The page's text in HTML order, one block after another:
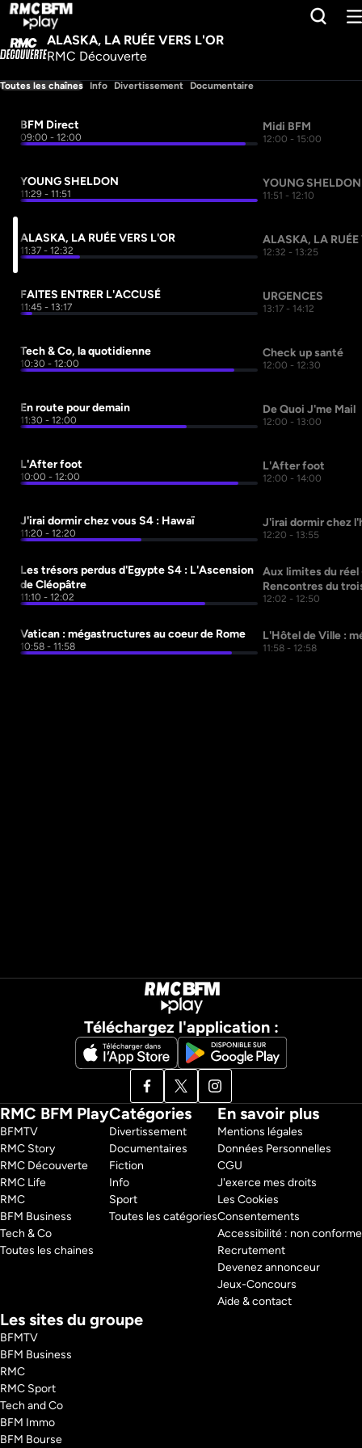
ALASKA, LA RUÉE VERS L'OR
RMC Découverte
Toutes les chaînes Info Divertissement Documentaire
BFM Direct
09:00 - 12:00
Midi BFM
12:00 - 15:00
YOUNG SHELDON
11:29 - 11:51
YOUNG SHELDON
11:51 - 12:10
ALASKA, LA RUÉE VERS L'OR
11:37 - 12:32
ALASKA, LA RUÉE
12:32 - 13:25
FAITES ENTRER L'ACCUSÉ
11:45 - 13:17
URGENCES
13:17 - 14:12
Tech & Co, la quotidienne
10:30 - 12:00
Check up santé
12:00 - 12:30
En route pour demain
11:30 - 12:00
De Quoi J'me Mail
12:00 - 13:00
L'After foot
10:00 - 12:00
L'After foot
12:00 - 14:00
J'irai dormir chez vous S4 : Hawaï
11:20 - 12:20
J'irai dormir chez
12:20 - 13:55
Les trésors perdus d'Egypte S4 : L'Ascension
de Cléopâtre
11:10 - 12:02
Aux limites du réel
Rencontres du
12:02 - 12:50
Vatican : mégastructures au coeur de Rome
10:58 - 11:58
L'Hôtel de Ville :
11:58 - 12:58
Téléchargez l'application :
RMC BFM Play
BFMTV
RMC Story
RMC Découverte
RMC Life
RMC
BFM Business
Tech & Co
Toutes les chaines
Catégories
Divertissement
Documentaires
Fiction
Info
Sport
Toutes les catégories
En savoir plus
Mentions légales
Données Personnelles
CGU
J'exerce mes droits
Les Cookies
Consentements
Accessibilité : non conforme
Recrutement
Devenez annonceur
Jeux-Concours
Aide & contact
Les sites du groupe
BFMTV
BFM Business
RMC
RMC Sport
Tech and Co
BFM Immo
BFM Bourse